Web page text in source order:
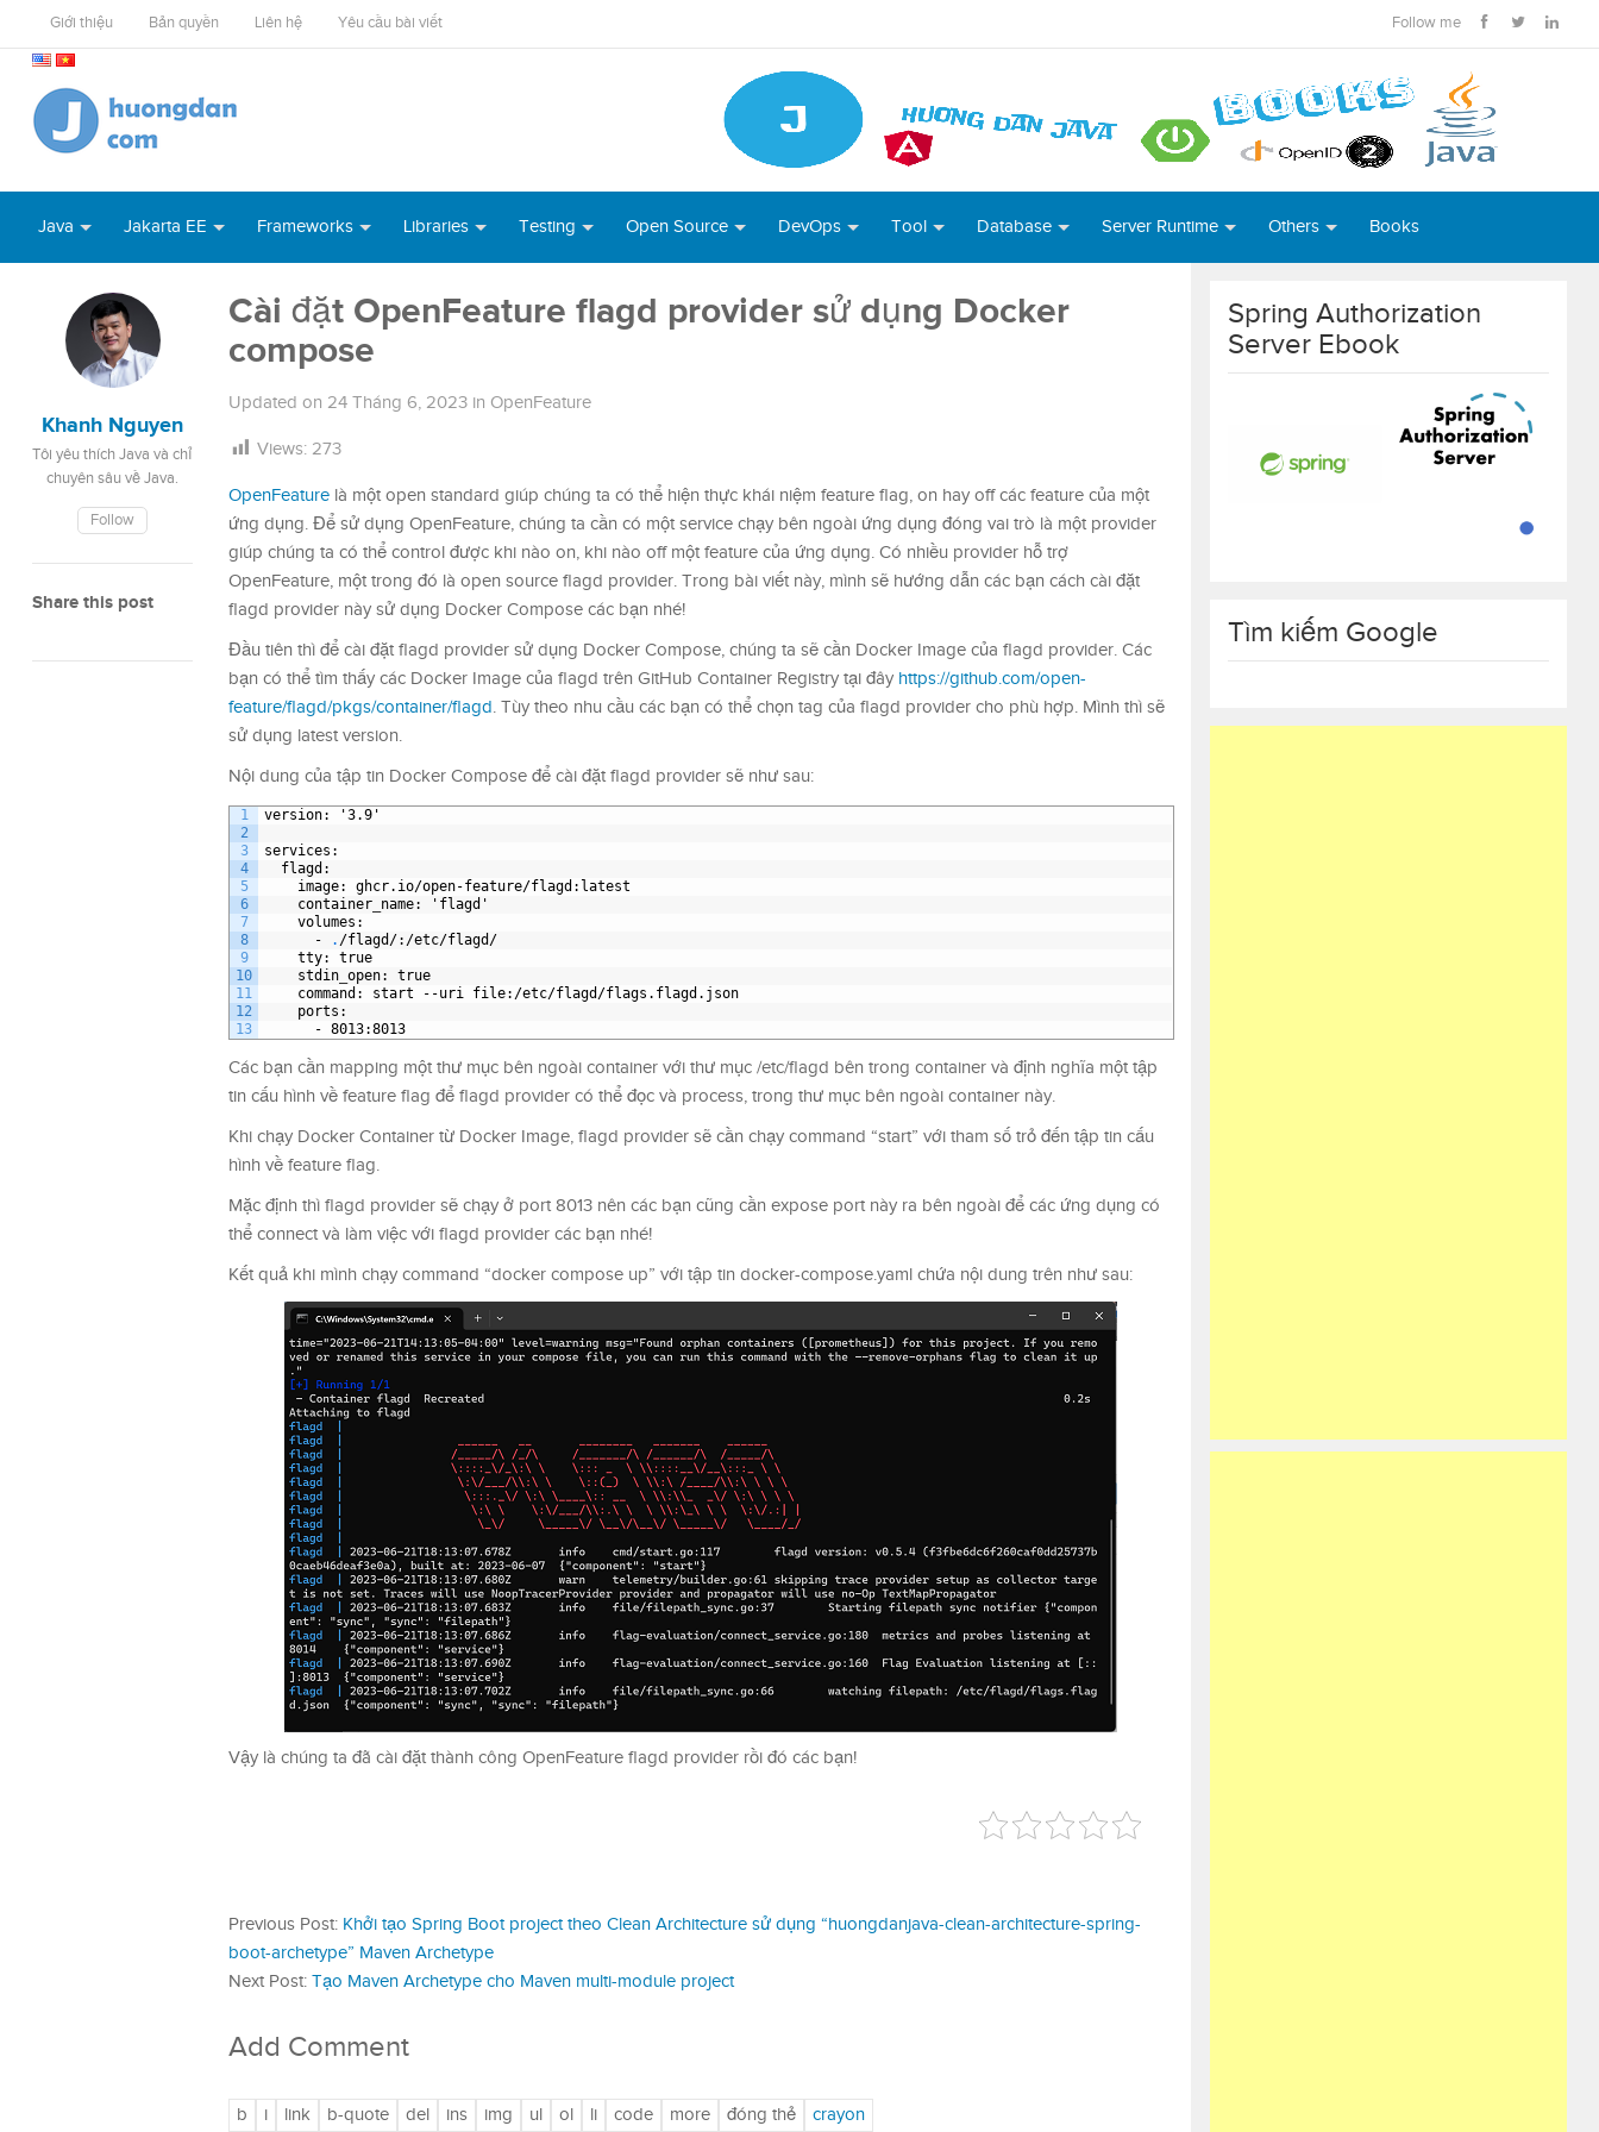
Giới thiệu Bản quyền Liên hệ Yêu cầu bài viết Follow me
Java Jakarta EE Frameworks Libraries Testing Open Source DevOps Tool Database Server Runtime Others Books
Khanh Nguyen
Tôi yêu thích Java và chỉ
chuyên sâu về Java.
Follow
Share this post
Cài đặt OpenFeature flagd provider sử dụng Docker
compose
Updated on 24 Tháng 6, 2023 in OpenFeature
Views: 273
OpenFeature là một open standard giúp chúng ta có thể hiện thực khái niệm feature flag, on hay off các feature của một
ứng dụng. Để sử dụng OpenFeature, chúng ta cần có một service chạy bên ngoài ứng dụng đóng vai trò là một provider
giúp chúng ta có thể control được khi nào on, khi nào off một feature của ứng dụng. Có nhiều provider hỗ trợ
OpenFeature, một trong đó là open source flagd provider. Trong bài viết này, mình sẽ hướng dẫn các bạn cách cài đặt
flagd provider này sử dụng Docker Compose các bạn nhé!
Đầu tiên thì để cài đặt flagd provider sử dụng Docker Compose, chúng ta sẽ cần Docker Image của flagd provider. Các
bạn có thể tìm thấy các Docker Image của flagd trên GitHub Container Registry tại đây https://github.com/open-
feature/flagd/pkgs/container/flagd. Tùy theo nhu cầu các bạn có thể chọn tag của flagd provider cho phù hợp. Mình thì sẽ
sử dụng latest version.
Nội dung của tập tin Docker Compose để cài đặt flagd provider sẽ như sau:
1
2
3
4
5
6
7
8
9
10
11
12
13
version: '3.9'
services :
flagd :
image: ghcr.io/open-feature/flagd :latest
container name: 'flagd'
volumes :
-
. /flagd/:/etc/flagd/
tty: true
stdin open: true
command : start --uri file:/etc/flagd/flags.flagd.json
ports :
- 8013:8013
Các bạn cần mapping một thư mục bên ngoài container với thư mục /etc/flagd bên trong container và định nghĩa một tập
tin cấu hình về feature flag để flagd provider có thể đọc và process, trong thư mục bên ngoài container này.
Khi chạy Docker Container từ Docker Image, flagd provider sẽ cần chạy command “start” với tham số trỏ đến tập tin cấu
hình về feature flag.
Mặc định thì flagd provider sẽ chạy ở port 8013 nên các bạn cũng cần expose port này ra bên ngoài để các ứng dụng có
thể connect và làm việc với flagd provider các bạn nhé!
Kết quả khi mình chạy command “docker compose up” với tập tin docker-compose.yaml chứa nội dung trên như sau:
Vậy là chúng ta đã cài đặt thành công OpenFeature flagd provider rồi đó các bạn!
Previous Post: Khởi tạo Spring Boot project theo Clean Architecture sử dụng “huongdanjava-clean-architecture-spring-
boot-archetype” Maven Archetype
Next Post: Tạo Maven Archetype cho Maven multi-module project
Add Comment
Spring Authorization
Server Ebook
Tìm kiếm Google